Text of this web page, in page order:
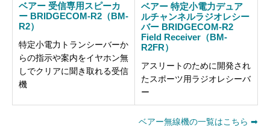
ベアー 受信専用スピーカ
ー BRIDGECOM-R2（BM-
R2）
特定小電力トランシーバーか
らの指示や案内をイヤホン無
しでクリアに聞き取れる受信
機
ベアー 特定小電力デュア
ルチャンネルラジオレシー
バー BRIDGECOM-R2
Field Receiver（BM-
R2FR）
アスリートのために開発され
たスポーツ用ラジオレシーバ
ー
ベアー無線機の一覧はこちら ➡